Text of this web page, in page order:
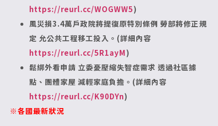
https://reurl.cc/WOGWW5)
風災損3.4萬戶政院將提復原特別條例 勞部將修正規
定 允公共工程移工投入。(詳細內容
https://reurl.cc/5R1ayM)
鬆綁外看申請 立委憂壓縮失智症需求 透過社區據
點、團體家屋 減輕家庭負擔。(詳細內容
https://reurl.cc/K90DYn)
※各國最新狀況